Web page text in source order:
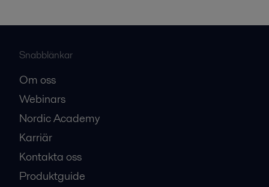
Snabblänkar
Om oss
Webinars
Nordic Academy
Karriär
Kontakta oss
Produktguide